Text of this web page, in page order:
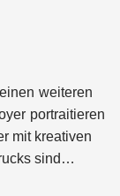
weiteren
portraitieren
mit kreativen
sind…